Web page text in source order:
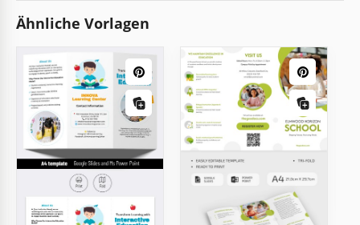
Ähnliche Vorlagen